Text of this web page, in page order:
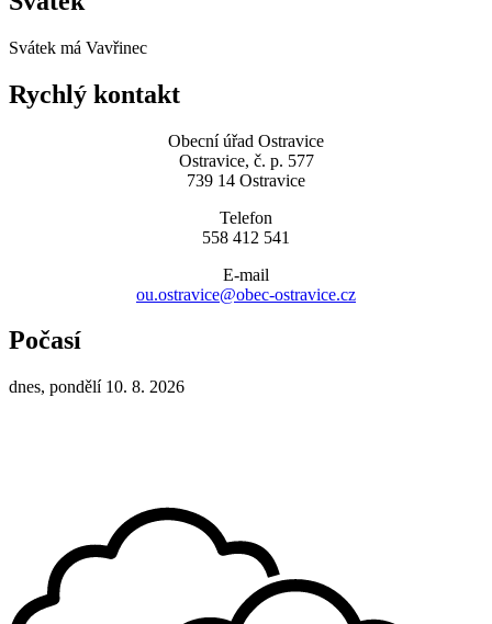
Svátek má Vavřinec
Rychlý kontakt
Obecní úřad Ostravice
Ostravice, č. p. 577
739 14 Ostravice
Telefon
558 412 541
E-mail
ou.ostravice@obec-ostravice.cz
Počasí
dnes, pondělí 10. 8. 2026